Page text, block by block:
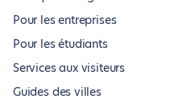
Pour les entreprises
Pour les étudiants
Services aux visiteurs
Guides des villes